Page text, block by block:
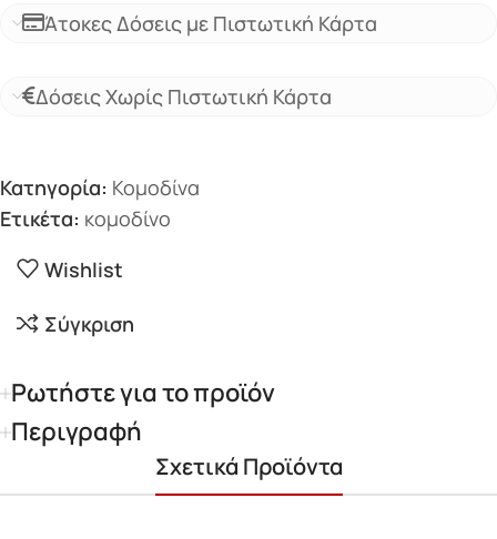
Άτοκες Δόσεις με Πιστωτική Κάρτα
Δόσεις Χωρίς Πιστωτική Κάρτα
Κατηγορία: Κομοδίνα
Ετικέτα: κομοδίνο
Wishlist
Σύγκριση
Ρωτήστε για το προϊόν
Περιγραφή
Σχετικά Προϊόντα